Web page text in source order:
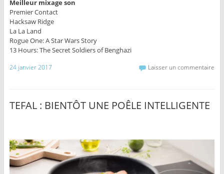
Meilleur mixage son
Premier Contact
Hacksaw Ridge
La La Land
Rogue One: A Star Wars Story
13 Hours: The Secret Soldiers of Benghazi
24 janvier 2017 Laisser un commentaire
TEFAL : BIENTÔT UNE POÊLE INTELLIGENTE